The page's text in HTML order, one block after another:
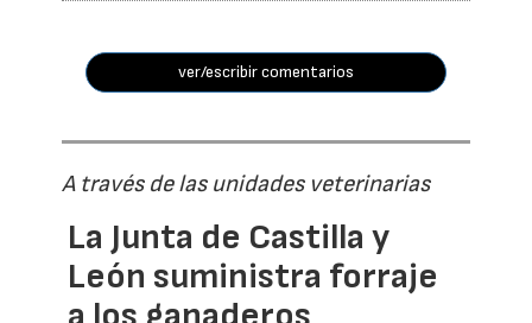
ver/escribir comentarios
A través de las unidades veterinarias
La Junta de Castilla y
León suministra forraje